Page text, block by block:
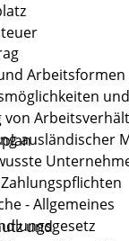
und
Arbeitsformen
von
ausländischer
- Allgemeines